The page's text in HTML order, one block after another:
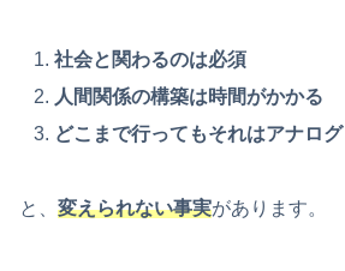
社会と関わるのは必須
人間関係の構築は時間がかかる
どこまで行ってもそれはアナログ
と、 変えられない事実があります。